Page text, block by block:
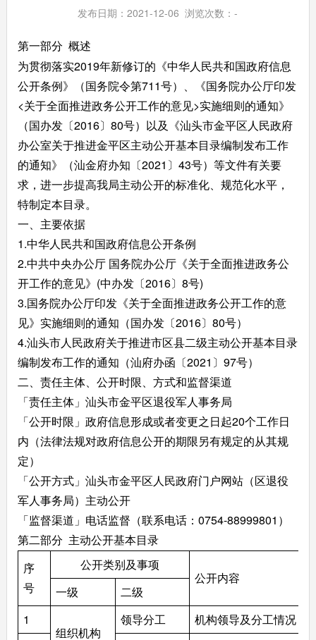
发布日期：2021-12-06 浏览次数：-
第一部分 概述
为贯彻落实2019年新修订的《中华人民共和国政府信息
公开条例》（国务院令第711号）、《国务院办公厅印发
<关于全面推进政务公开工作的意见>实施细则的通知》
（国办发〔2016〕80号）以及《汕头市金平区人民政府
办公室关于推进金平区主动公开基本目录编制发布工作
的通知》（汕金府办知〔2021〕43号）等文件有关要
求，进一步提高我局主动公开的标准化、规范化水平，
特制定本目录。
一、主要依据
1.中华人民共和国政府信息公开条例
2.中共中央办公厅 国务院办公厅《关于全面推进政务公
开工作的意见》(中办发〔2016〕8号)
3.国务院办公厅印发《关于全面推进政务公开工作的意
见》实施细则的通知（国办发〔2016〕80号）
4.汕头市人民政府关于推进市区县二级主动公开基本目录
编制发布工作的通知（汕府办函〔2021〕97号）
二、责任主体、公开时限、方式和监督渠道
「责任主体」汕头市金平区退役军人事务局
「公开时限」政府信息形成或者变更之日起20个工作日
内（法律法规对政府信息公开的期限另有规定的从其规
定）
「公开方式」汕头市金平区人民政府门户网站（区退役
军人事务局）主动公开
「监督渠道」电话监督（联系电话：0754-88999801）
第二部分 主动公开基本目录
序
号
公开类别及事项
公开内容
一级
二级
1
组织机构
领导分工
机构领导及分工情况